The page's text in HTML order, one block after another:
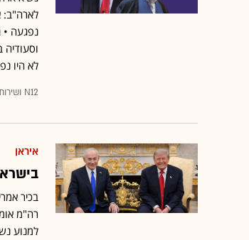
לארה"ב:
לא היו
N12 ושירות גלובס
איראן
בכיר
רה"מ
למנוע